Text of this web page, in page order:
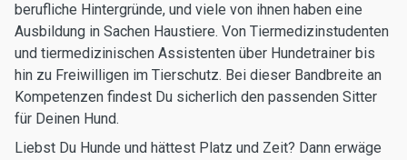
berufliche Hintergründe, und viele von ihnen haben eine
Ausbildung in Sachen Haustiere. Von Tiermedizinstudenten
und tiermedizinischen Assistenten über Hundetrainer bis
hin zu Freiwilligen im Tierschutz. Bei dieser Bandbreite an
Kompetenzen findest Du sicherlich den passenden Sitter
für Deinen Hund.
Liebst Du Hunde und hättest Platz und Zeit? Dann erwäge